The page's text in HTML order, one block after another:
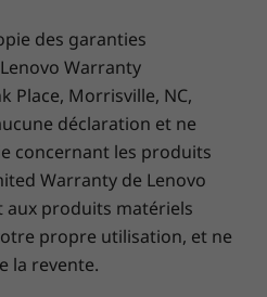
longue distance
x 361,79mm x 249,95mm /
x 14,24 pouces x
des garanties
Warranty
Place, Morrisville, NC,
déclaration et ne
concernant les produits
Warranty de Lenovo
produits matériels
propre utilisation, et ne
la revente.